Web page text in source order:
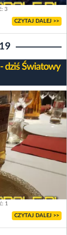
3
CZYTAJ DALEJ >>
dziś Światowy
1
CZYTAJ DALEJ >>